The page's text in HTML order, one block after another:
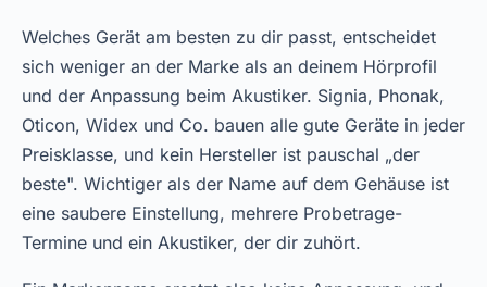
Welches Gerät am besten zu dir passt, entscheidet
sich weniger an der Marke als an deinem Hörprofil
und der Anpassung beim Akustiker. Signia, Phonak,
Oticon, Widex und Co. bauen alle gute Geräte in jeder
Preisklasse, und kein Hersteller ist pauschal „der
beste". Wichtiger als der Name auf dem Gehäuse ist
eine saubere Einstellung, mehrere Probetrage-
Termine und ein Akustiker, der dir zuhört.